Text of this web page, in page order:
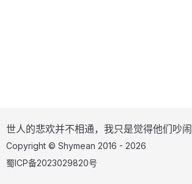
世人的悲欢并不相通，我只是觉得他们吵闹
Copyright © Shymean 2016 - 2026
蜀ICP备2023029820号